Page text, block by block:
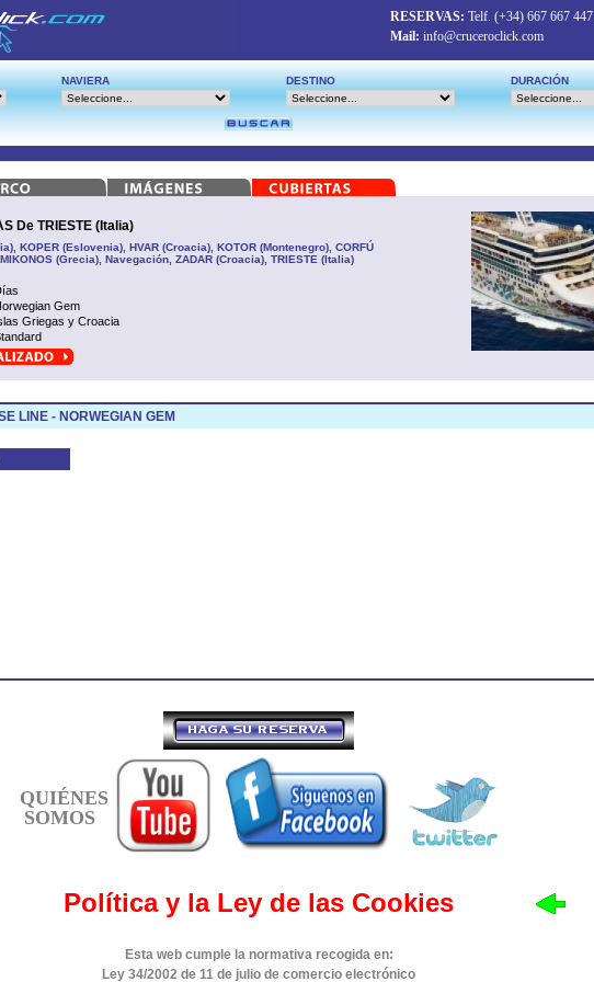
RESERVAS: Telf. (+34) 667 667 447
Mail: info@cruceroclick.com
NAVIERA DESTINO DURACIÓN
De TRIESTE (Italia)
KOPER (Eslovenia), HVAR (Croacia), KOTOR (Montenegro), CORFÚ
(Grecia), Navegación, ZADAR (Croacia), TRIESTE (Italia)
Gem
Griegas y Croacia
LINE - NORWEGIAN GEM
QUIÉNES
SOMOS
Política y la Ley de las Cookies
Esta web cumple la normativa recogida en:
Ley 34/2002 de 11 de julio de comercio electrónico